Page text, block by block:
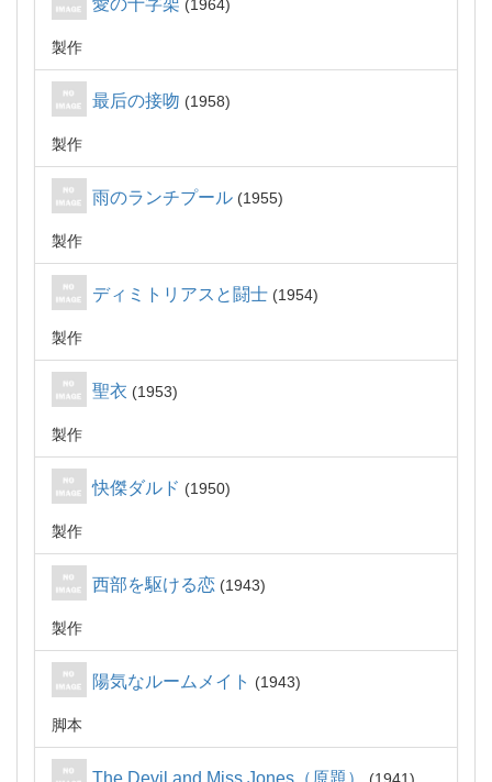
愛の十字架 1964
製作
最后の接吻 1958
製作
雨のランチプール 1955
製作
ディミトリアスと闘士 1954
製作
聖衣 1953
製作
快傑ダルド 1950
製作
西部を駆ける恋 1943
製作
陽気なルームメイト 1943
脚本
The Devil and Miss Jones（原題）